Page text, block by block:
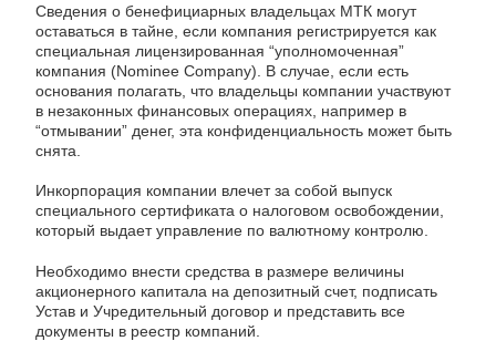
Сведения о бенефициарных владельцах МТК могут
оставаться в тайне, если компания регистрируется как
специальная лицензированная “уполномоченная”
компания (Nominee Company). В случае, если есть
основания полагать, что владельцы компании участвуют
в незаконных финансовых операциях, например в
“отмывании” денег, эта конфиденциальность может быть
снята.
Инкорпорация компании влечет за собой выпуск
специального сертификата о налоговом освобождении,
который выдает управление по валютному контролю.
Необходимо внести средства в размере величины
акционерного капитала на депозитный счет, подписать
Устав и Учредительный договор и представить все
документы в реестр компаний.